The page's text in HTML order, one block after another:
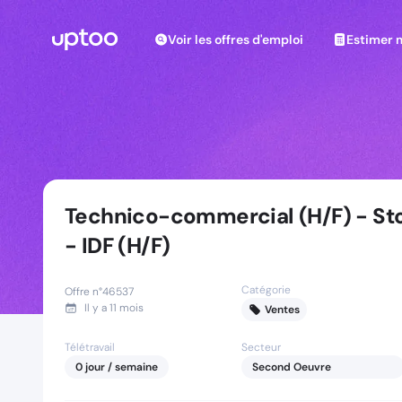
Voir les offres d'emploi Estimer
Voir les offres d'emploi Estimer
Technico-commercial (H/F) -
- IDF (H/F)
Offre n°46537
Il y a11 mois
Catégorie
Ventes
Télétravail
0jour/ semaine
Secteur
Second Oeuvre